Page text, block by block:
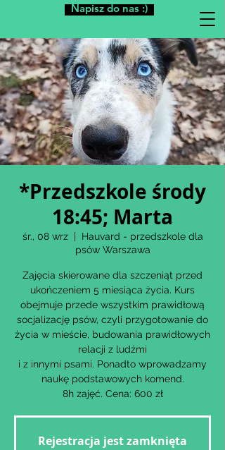
Napisz do nas :)
*Przedszkole środy
18:45; Marta
śr., 08 wrz
  |
Hauvard - przedszkole dla
psów Warszawa
Zajęcia skierowane dla szczeniąt przed
ukończeniem 5 miesiąca życia. Kurs
obejmuje przede wszystkim prawidłową
socjalizację psów, czyli przygotowanie do
życia w mieście, budowania prawidłowych
relacji z ludźmi
i z innymi psami. Ponadto wprowadzamy
naukę podstawowych komend.
8h zajęć. Cena: 600 zł
Rejestracja jest zamknięta